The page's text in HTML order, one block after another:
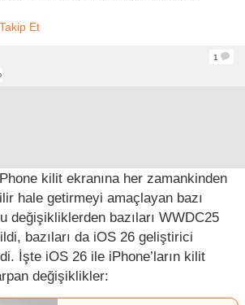
Takip Et
1
kilit ekranına her zamankinden
hale getirmeyi amaçlayan bazı
değişikliklerden bazıları WWDC25
bazıları da iOS 26 geliştirici
İşte iOS 26 ile iPhone’ların kilit
değişiklikler: